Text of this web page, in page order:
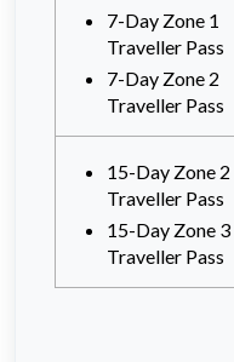
7-Day Zone 1
Traveller Pass
7-Day Zone 2
Traveller Pass
15-Day Zone 2
Traveller Pass
15-Day Zone 3
Traveller Pass